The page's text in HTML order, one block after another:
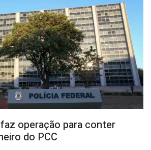
operação para conter
do PCC